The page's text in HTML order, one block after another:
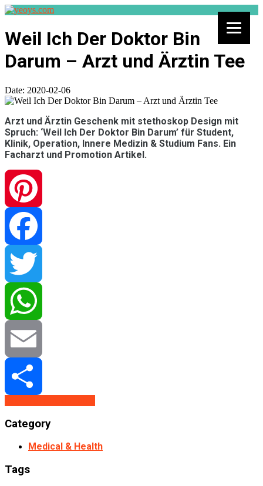
Weil Ich Der Doktor Bin
Darum – Arzt und Ärztin Tee
Date: 2020-02-06
Arzt und Ärztin Geschenk mit stethoskop Design mit
Spruch: ‘Weil Ich Der Doktor Bin Darum’ für Student,
Klinik, Operation, Innere Medizin & Studium Fans. Ein
Facharzt und Promotion Artikel.
Pinterest
Facebook
Twitter
WhatsApp
Email
Category
Medical & Health
Tags